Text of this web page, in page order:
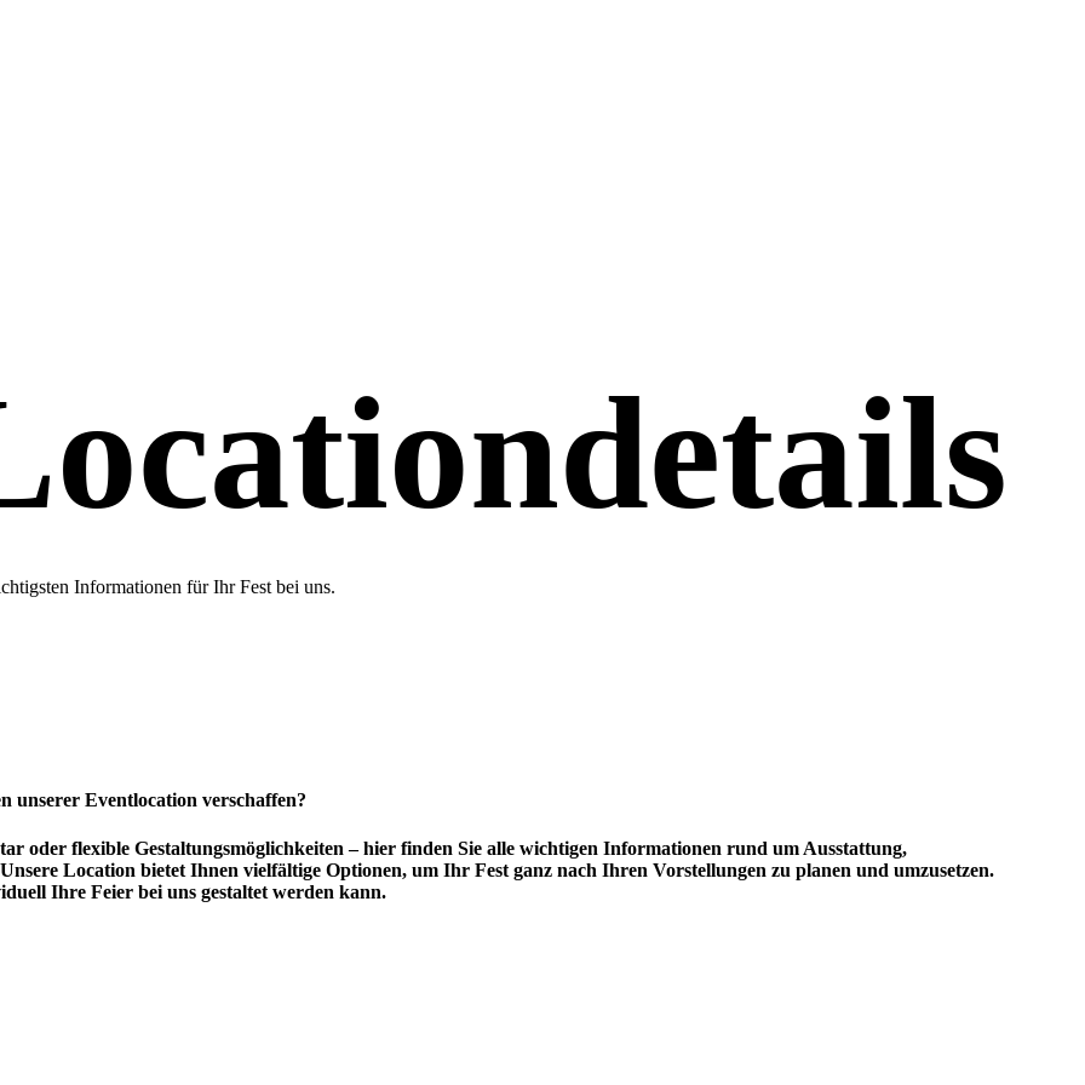
Informationen für Ihr Fest bei uns.
unserer Eventlocation verschaffen?
oder flexible Gestaltungsmöglichkeiten – hier finden Sie alle wichtigen Informationen rund um Ausstattung,
Location bietet Ihnen vielfältige Optionen, um Ihr Fest ganz nach Ihren Vorstellungen zu planen und umzusetzen.
Ihre Feier bei uns gestaltet werden kann.